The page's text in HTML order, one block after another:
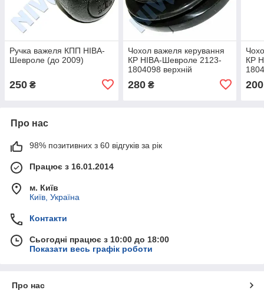
Ручка важеля КПП НІВА-
Шевроле (до 2009)
250 ₴
Чохол важеля керування
КР НІВА-Шевроле 2123-
1804098 верхній
280₴
КР
200
Про нас
98% позитивних з 60 відгуків за рік
Працює з 16.01.2014
м. Київ
Київ, Україна
Контакти
Сьогодні працює з 10:00 до 18:00
Показати весь графік роботи
Про нас